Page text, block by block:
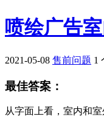
喷绘广告
2021-05-08 售前问题 1
最佳答案：
从字面上看，室内和